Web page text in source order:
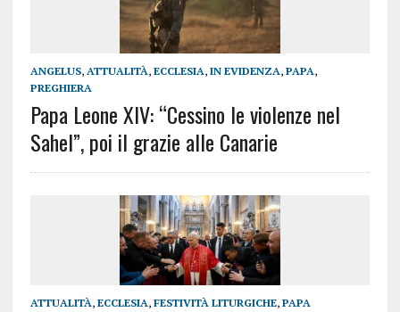
ANGELUS, ATTUALITÀ, ECCLESIA, IN EVIDENZA, PAPA,
PREGHIERA
Papa Leone XIV: “Cessino le violenze nel
Sahel”, poi il grazie alle Canarie
ATTUALITÀ, ECCLESIA, FESTIVITÀ LITURGICHE, PAPA